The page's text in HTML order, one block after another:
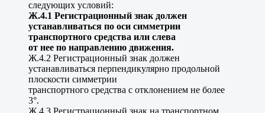
следующих условий:
Ж.4.1 Регистрационный знак должен
устанавливаться по оси симметрии
транспортного средства или слева
от нее по направлению движения.
Ж.4.2 Регистрационный знак должен
устанавливаться перпендикулярно продольной
плоскости симметрии
транспортного средства с отклонением не более
3°.
Ж.4.3 Регистрационный знак на транспортном